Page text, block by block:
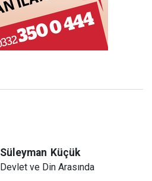
Süleyman Küçük
Devlet ve Din Arasında